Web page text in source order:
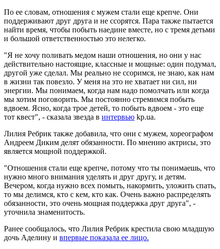
По ее словам, отношения с мужем стали еще крепче. Они
поддерживают друг друга и не ссорятся. Пара также пытается
найти время, чтобы побыть наедине вместе, но с тремя детьми
и большой ответственностью это нелегко.
"Я не хочу поливать медом наши отношения, но они у нас
действительно настоящие, классные и мощные: один подумал,
другой уже сделал. Мы реально не ссоримся, не знаю, как нам
в жизни так повезло. У меня на это не хватает ни сил, ни
энергии. Мы понимаем, когда нам надо помолчать или когда
мы хотим поговорить. Мы постоянно стремимся побыть
вдвоем. Ясно, когда трое детей, то побыть вдвоем - это еще
тот квест", - сказала звезда в интервью kp.ua.
Лилия Ребрик также добавила, что они с мужем, хореографом
Андреем Диким делят обязанности. По мнению актрисы, это
является мощной поддержкой.
"Отношения стали еще крепче, потому что ты понимаешь, что
нужно много внимания уделять и друг другу, и детям.
Вечером, когда нужно всех помыть, накормить, уложить спать,
то мы делимся, кто с кем, кто как. Очень важно распределять
обязанности, это очень мощная поддержка друг друга", -
уточнила знаменитость.
Ранее сообщалось, что Лилия Ребрик крестила свою младшую
дочь Аделину и впервые показала ее лицо.